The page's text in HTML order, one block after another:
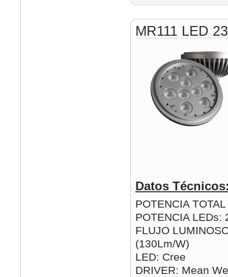
MR111 LED
Datos
POTENCIA
POTENCIA LEDs:
FLUJO
(130Lm/W)
LED: Cree
DRIVER: Mean